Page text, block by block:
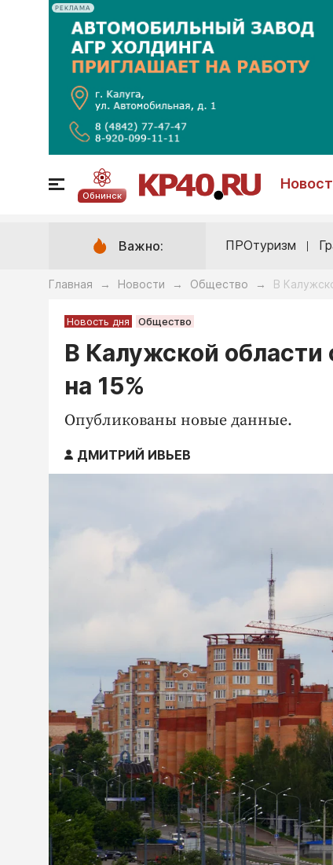
РЕКЛАМА
Обнинск
Важно: ПРОтуризм
Главная → Новости → Общество → В
Новость дня Общество
В Калужской области
на 15%
Опубликованы новые данные.
ДМИТРИЙ ИВЬЕВ